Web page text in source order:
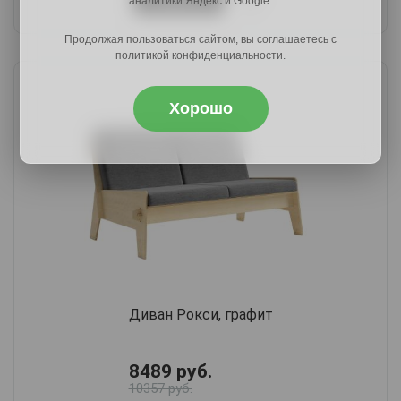
Диван Рокси, графит
8489 руб.
10357 руб.
Продолжая пользоваться сайтом, вы соглашаетесь с
политикой конфиденциальности.
Хорошо